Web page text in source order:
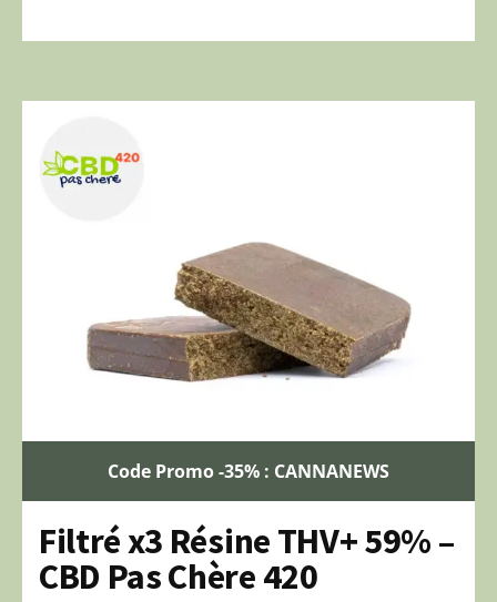
Code Promo -35% : CANNANEWS
Filtré x3 Résine THV+ 59% –
CBD Pas Chère 420